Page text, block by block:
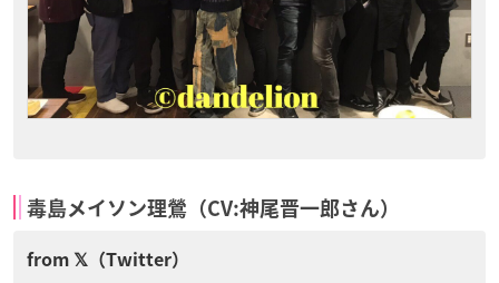
毒島メイソン理鶯（CV:神尾晋一郎さん）